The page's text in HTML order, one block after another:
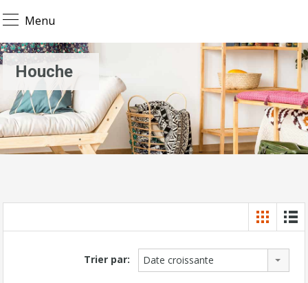
Menu
Houche
Trier par: Date croissante